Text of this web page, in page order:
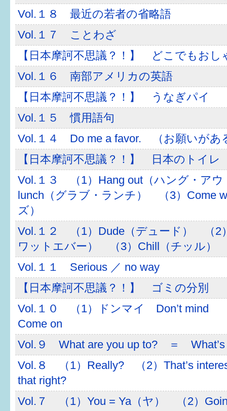
Vol.１８ 最近の若者の省略語
Vol.１７ ことわざ
【日本摩訶不思議？！】 どこでもおし
Vol.１６ 南部アメリカの英語
【日本摩訶不思議？！】 うなぎパイ
Vol.１５ 慣用語句
Vol.１４ Do me a favor. （お願いがあ
【日本摩訶不思議？！】 日本のトイレ
Vol.１３ （1）Hang out（ハング・ア
lunch（グラブ・ランチ） （3）Come
ズ）
Vol.１２ （1）Dude（デュード） （2
ワットエバー） （3）Chill（チッル）
Vol.１１ Serious ／ no way
【日本摩訶不思議？！】 ゴミの分別
Vol.１０ （1）ドンマイ Don’t mind
Come on
Vol.９ What are you up to? ＝
Vol.８ （1）Really? （2）That’s
that right?
Vol.７ （1）You = Ya（ヤ） （2）